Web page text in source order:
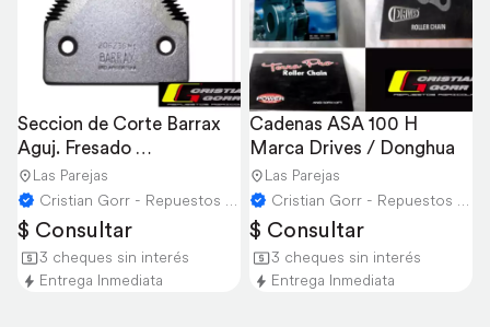
Seccion de Corte Barrax
Aguj. Fresado
Cosechadora Newholland
Las Parejas
Cristian Gorr - Repuestos Agricolas
$ Consultar
3 cheques sin interés
Entrega Inmediata
Cadenas ASA 100 H
Marca Drives / Donghua
Las Parejas
Cristian Gorr - Repuestos Agricolas
$ Consultar
3 cheques sin interés
Entrega Inmediata